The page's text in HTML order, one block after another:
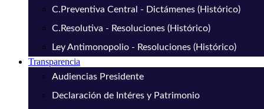
C.Preventiva Central - Dictámenes (Histórico)
C.Resolutiva - Resoluciones (Histórico)
Ley Antimonopolio - Resoluciones (Histórico)
Transparencia
Audiencias Presidente
Declaración de Intéres y Patrimonio